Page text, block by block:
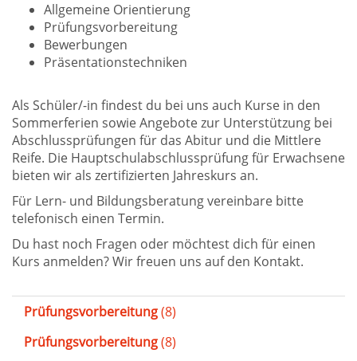
Allgemeine Orientierung
Prüfungsvorbereitung
Bewerbungen
Präsentationstechniken
Als Schüler/-in findest du bei uns auch Kurse in den
Sommerferien sowie Angebote zur Unterstützung bei
Abschlussprüfungen für das Abitur und die Mittlere
Reife. Die Hauptschulabschlussprüfung für Erwachsene
bieten wir als zertifizierten Jahreskurs an.
Für Lern- und Bildungsberatung vereinbare bitte
telefonisch einen Termin.
Du hast noch Fragen oder möchtest dich für einen
Kurs anmelden? Wir freuen uns auf den Kontakt.
Prüfungsvorbereitung(8)
Prüfungsvorbereitung(8)